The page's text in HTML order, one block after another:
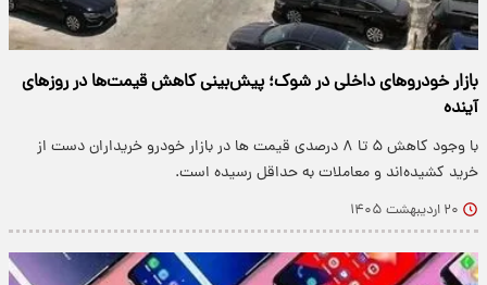
بازار خودروهای داخلی در شوک؛ پیش‌بینی کاهش قیمت‌ها در روزهای
آینده
با وجود کاهش ۵ تا ۸ درصدی قیمت ها در بازار خودرو خریداران دست از
خرید کشیده‌اند و معاملات به حداقل رسیده است.
۲۰ اردیبهشت ۱۴۰۵